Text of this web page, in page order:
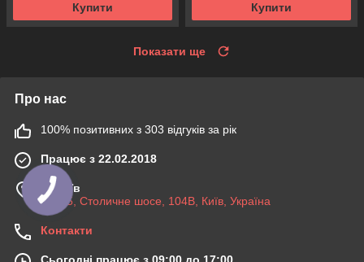
Купити Купити
Показати ще
Про нас
100% позитивних з 303 відгуків за рік
Працює з 22.02.2018
м. Київ
03045, Столичне шосе, 104B, Київ, Україна
Контакти